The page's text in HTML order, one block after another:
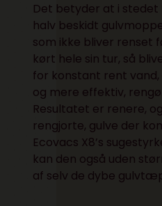
Det betyder at i stedet
halv beskidt
som ikke bliver renset
kørt hele sin tur, så
for konstant rent
og mere effektiv,
Resultatet er renere,
rengjorte, gulve der
Ecovacs X8’s
kan den også uden
af selv de dybe